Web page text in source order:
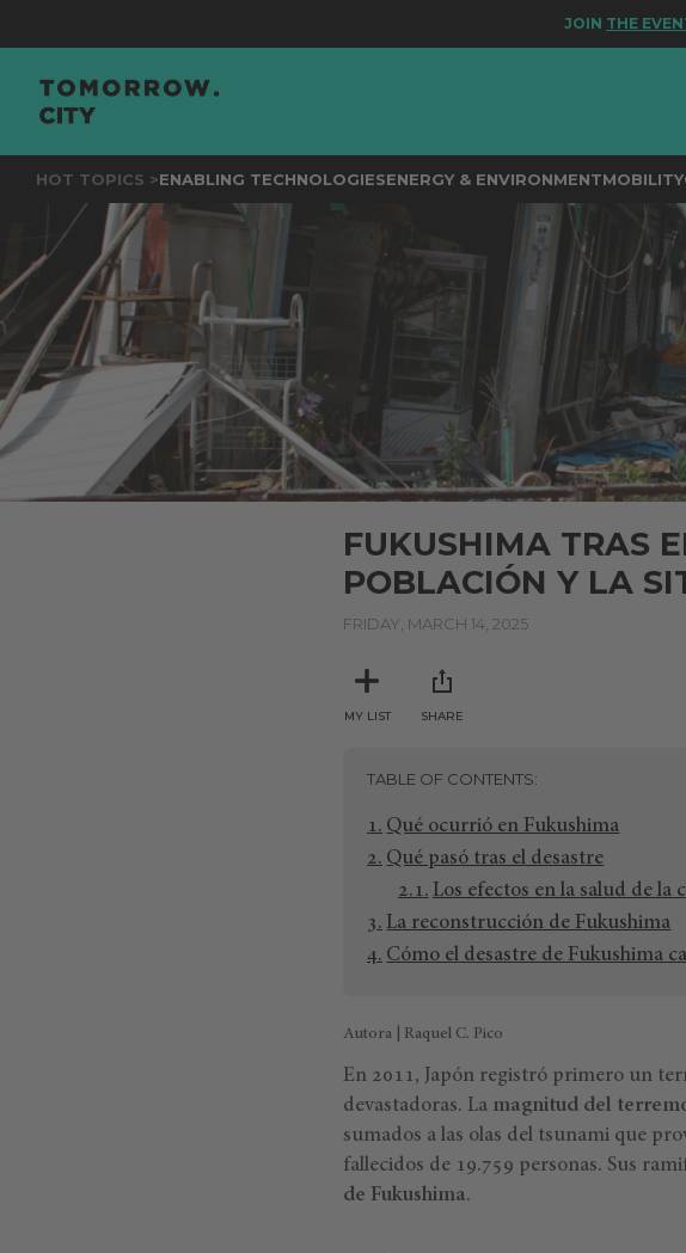
THE EVENT FOR
HOT TOPICS >ENABLING TECHNOLOGIESENERGY & ENVIRONMENTMOBILITY
FUKUSHIMA TRAS
POBLACIÓN Y LA
FRIDAY, MARCH 14, 2025
MY LIST SHARE
TABLE OF CONTENTS
Qué ocurrió en Fukushima
Qué pasó tras el desastre
Los efectos en la salud de la
La reconstrucción de Fukushima
Cómo el desastre de Fukushima
Autora | Raquel C. Pico
En 2011, Japón registró primero un
devastadoras. La magnitud del
sumados a las olas del tsunami que
fallecidos de 19.759 personas. Sus
de Fukushima.